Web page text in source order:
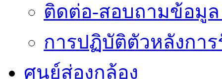
ติดต่อ-สอบถามข้อมู
การปฏิบัติตัวหลังการ
ศูนย์ส่องกล้อง